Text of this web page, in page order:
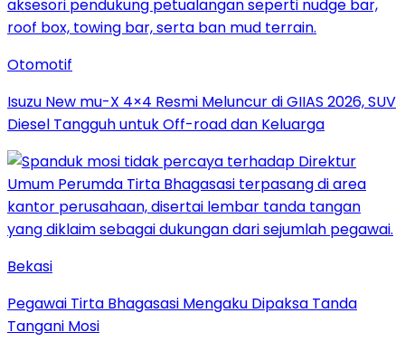
Otomotif
Isuzu New mu-X 4×4 Resmi Meluncur di GIIAS 2026, SUV
Diesel Tangguh untuk Off-road dan Keluarga
Bekasi
Pegawai Tirta Bhagasasi Mengaku Dipaksa Tanda
Tangani Mosi